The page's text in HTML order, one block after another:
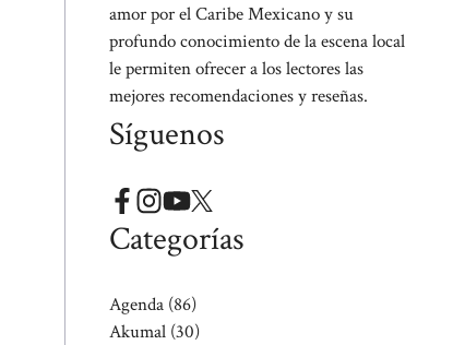
amor por el Caribe Mexicano y su
profundo conocimiento de la escena local
le permiten ofrecer a los lectores las
mejores recomendaciones y reseñas.
Síguenos
Categorías
Agenda (86)
Akumal (30)